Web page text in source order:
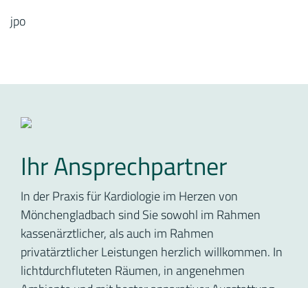
jpo
Ihr Ansprechpartner
In der Praxis für Kardiologie im Herzen von
Mönchengladbach sind Sie sowohl im Rahmen
kassenärztlicher, als auch im Rahmen
privatärztlicher Leistungen herzlich willkommen. In
lichtdurchfluteten Räumen, in angenehmen